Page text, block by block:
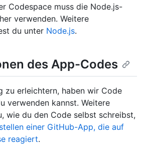
Codespace muss die Node.js-
verwenden. Weitere
du unter Node.js.
des App-Codes
zu erleichtern, haben wir Code
verwenden kannst. Weitere
wie du den Code selbst schreibst,
einer GitHub-App, die auf
reagiert.